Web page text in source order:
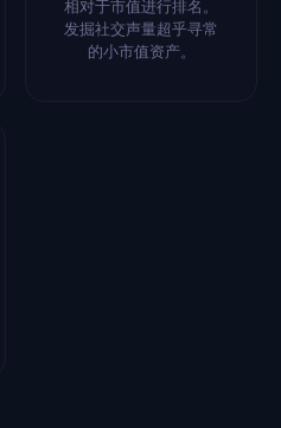
相对于市值进行排名。
发掘社交声量超乎寻常
的小市值资产。